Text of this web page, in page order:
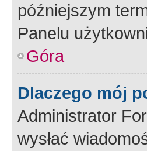
późniejszym
Panelu
Góra
Dlaczego mój
Administrator
wysłać